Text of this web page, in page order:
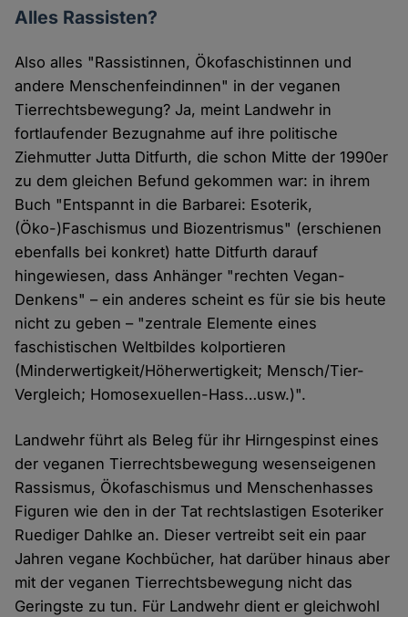
Alles Rassisten?
Also alles "Rassistinnen, Ökofaschistinnen und
andere Menschenfeindinnen" in der veganen
Tierrechtsbewegung? Ja, meint Landwehr in
fortlaufender Bezugnahme auf ihre politische
Ziehmutter Jutta Ditfurth, die schon Mitte der 1990er
zu dem gleichen Befund gekommen war: in ihrem
Buch "Entspannt in die Barbarei: Esoterik,
(Öko-)Faschismus und Biozentrismus" (erschienen
ebenfalls bei konkret) hatte Ditfurth darauf
hingewiesen, dass Anhänger "rechten Vegan-
Denkens" – ein anderes scheint es für sie bis heute
nicht zu geben – "zentrale Elemente eines
faschistischen Weltbildes kolportieren
(Minderwertigkeit/Höherwertigkeit; Mensch/Tier-
Vergleich; Homosexuellen-Hass…usw.)".
Landwehr führt als Beleg für ihr Hirngespinst eines
der veganen Tierrechtsbewegung wesenseigenen
Rassismus, Ökofaschismus und Menschenhasses
Figuren wie den in der Tat rechtslastigen Esoteriker
Ruediger Dahlke an. Dieser vertreibt seit ein paar
Jahren vegane Kochbücher, hat darüber hinaus aber
mit der veganen Tierrechtsbewegung nicht das
Geringste zu tun. Für Landwehr dient er gleichwohl